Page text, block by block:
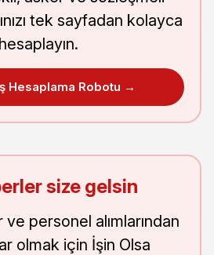
tek sayfadan kolayca
hesaplayın.
Hesaplama Robotu →
size gelsin
personel alımlarından
olmak için İşin Olsa